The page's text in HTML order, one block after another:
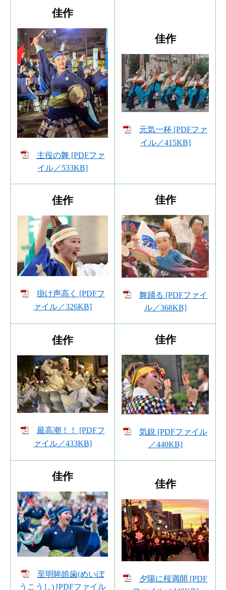
佳作
主役の舞 [PDFファ
イル／533KB]
佳作
元気一杯 [PDFファ
イル／415KB]
佳作
掛け声高く [PDFフ
ァイル／326KB]
佳作
舞踊る [PDFファイ
ル／368KB]
佳作
最高潮！！ [PDFフ
ァイル／433KB]
佳作
気鋭 [PDFファイル
／440KB]
佳作
至明眸皓歯(めいぼ
うこうし) [PDFファイル
佳作
夕陽に桜満開 [PDF